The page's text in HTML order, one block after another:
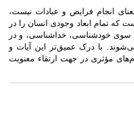
انجام فرایض و عبادات نیست،
تمام ابعاد وجودی انسان را در
سوی خودشناسی، خداشناسی، و در
با درک عمیق‌تر این آیات و
مؤثری در جهت ارتقاء معنویت